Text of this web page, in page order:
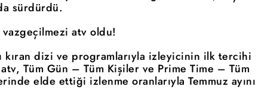
sürdürdü.
vazgeçilmezi atv oldu!
kıran dizi ve programlarıyla izleyicinin ilk tercihi
Tüm Gün – Tüm Kişiler ve Prime Time – Tüm
elde ettiği izlenme oranlarıyla Temmuz ayını